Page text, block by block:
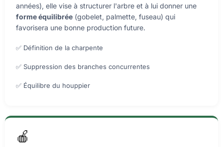
années), elle vise à structurer l'arbre et à lui donner une
forme équilibrée (gobelet, palmette, fuseau) qui
favorisera une bonne production future.
✅ Définition de la charpente
✅ Suppression des branches concurrentes
✅ Équilibre du houppier
🍎